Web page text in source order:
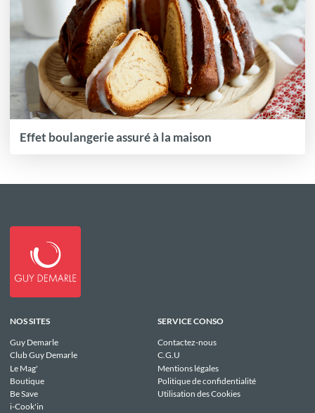
Effet boulangerie assuré à la maison
NOS SITES
Guy Demarle
Club Guy Demarle
Le Mag'
Boutique
Be Save
i-Cook'in
SERVICE CONSO
Contactez-nous
C.G.U
Mentions légales
Politique de confidentialité
Utilisation des Cookies